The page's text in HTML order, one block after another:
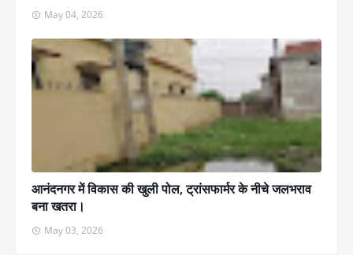
May 04, 2026
आनंदनगर में विकास की खुली पोल, ट्रांसफार्मर के नीचे जलभराव
बना खतरा।
May 03, 2026